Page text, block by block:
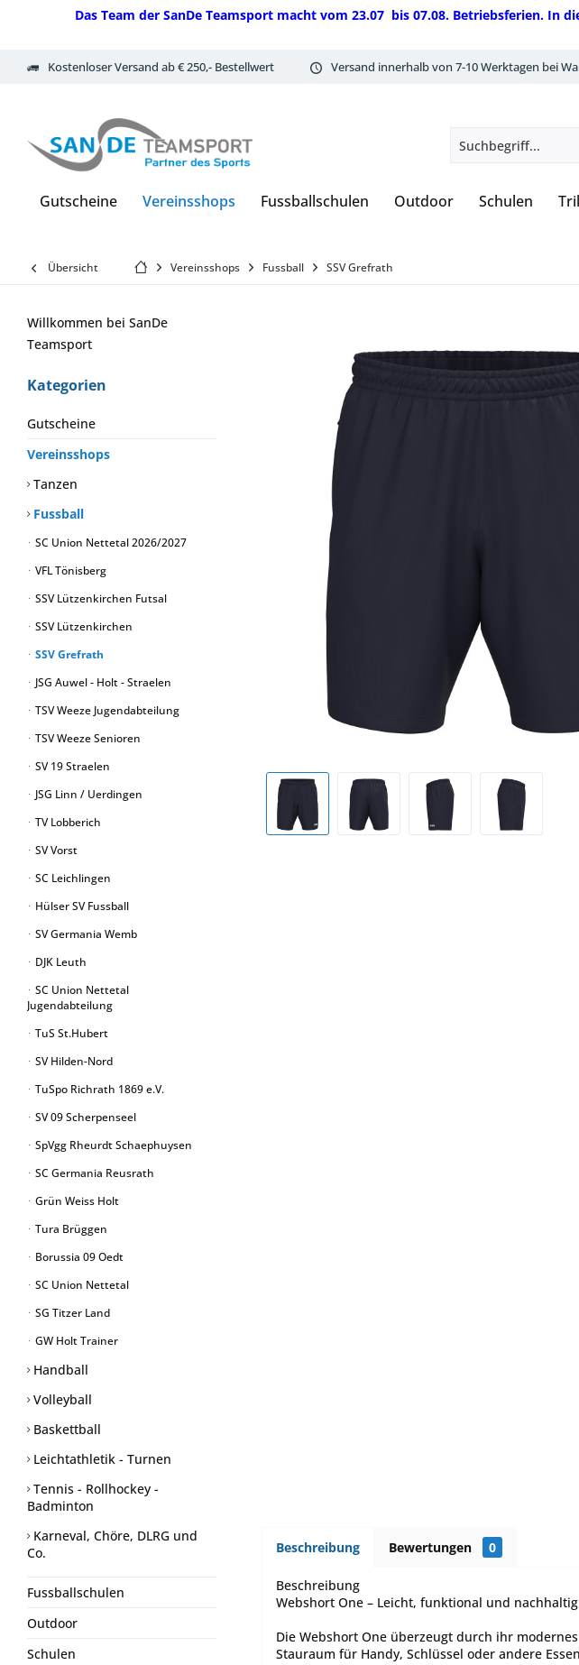
Das Team der SanDe Teamsport macht vom 23.07 bis 07.08. Betriebsferien.
Kostenloser Versand ab € 250,- Bestellwert Versand innerhalb von 7-10 Werktagen bei
Gutscheine Vereinsshops Fussballschulen Outdoor Schulen
Übersicht Vereinsshops Fussball SSV Grefrath
Willkommen bei SanDe
Teamsport
Kategorien
Gutscheine
Vereinsshops
Tanzen
Fussball
SC Union Nettetal 2026/2027
VFL Tönisberg
SSV Lützenkirchen Futsal
SSV Lützenkirchen
SSV Grefrath
JSG Auwel - Holt - Straelen
TSV Weeze Jugendabteilung
TSV Weeze Senioren
SV 19 Straelen
JSG Linn / Uerdingen
TV Lobberich
SV Vorst
SC Leichlingen
Hülser SV Fussball
SV Germania Wemb
DJK Leuth
SC Union Nettetal
Jugendabteilung
TuS St.Hubert
SV Hilden-Nord
TuSpo Richrath 1869 e.V.
SV 09 Scherpenseel
SpVgg Rheurdt Schaephuysen
SC Germania Reusrath
Grün Weiss Holt
Tura Brüggen
Borussia 09 Oedt
SC Union Nettetal
SG Titzer Land
GW Holt Trainer
Handball
Volleyball
Baskettball
Leichtathletik - Turnen
Tennis - Rollhockey -
Badminton
Karneval, Chöre, DLRG und
Co.
Fussballschulen
Outdoor
Schulen
Beschreibung Bewertungen 0
Beschreibung
Webshort One – Leicht, funktional und nachhaltig
Die Webshort One überzeugt durch ihr
Stauraum für Handy, Schlüssel oder andere